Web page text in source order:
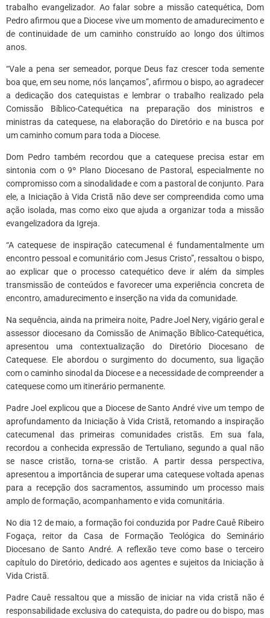
trabalho evangelizador. Ao falar sobre a missão catequética, Dom
Pedro afirmou que a Diocese vive um momento de amadurecimento e
de continuidade de um caminho construído ao longo dos últimos
anos.
“Vale a pena ser semeador, porque Deus faz crescer toda semente
boa que, em seu nome, nós lançamos”, afirmou o bispo, ao agradecer
a dedicação dos catequistas e lembrar o trabalho realizado pela
Comissão Bíblico-Catequética na preparação dos ministros e
ministras da catequese, na elaboração do Diretório e na busca por
um caminho comum para toda a Diocese.
Dom Pedro também recordou que a catequese precisa estar em
sintonia com o 9º Plano Diocesano de Pastoral, especialmente no
compromisso com a sinodalidade e com a pastoral de conjunto. Para
ele, a Iniciação à Vida Cristã não deve ser compreendida como uma
ação isolada, mas como eixo que ajuda a organizar toda a missão
evangelizadora da Igreja.
“A catequese de inspiração catecumenal é fundamentalmente um
encontro pessoal e comunitário com Jesus Cristo”, ressaltou o bispo,
ao explicar que o processo catequético deve ir além da simples
transmissão de conteúdos e favorecer uma experiência concreta de
encontro, amadurecimento e inserção na vida da comunidade.
Na sequência, ainda na primeira noite, Padre Joel Nery, vigário geral e
assessor diocesano da Comissão de Animação Bíblico-Catequética,
apresentou uma contextualização do Diretório Diocesano de
Catequese. Ele abordou o surgimento do documento, sua ligação
com o caminho sinodal da Diocese e a necessidade de compreender a
catequese como um itinerário permanente.
Padre Joel explicou que a Diocese de Santo André vive um tempo de
aprofundamento da Iniciação à Vida Cristã, retomando a inspiração
catecumenal das primeiras comunidades cristãs. Em sua fala,
recordou a conhecida expressão de Tertuliano, segundo a qual não
se nasce cristão, torna-se cristão. A partir dessa perspectiva,
apresentou a importância de superar uma catequese voltada apenas
para a recepção dos sacramentos, assumindo um processo mais
amplo de formação, acompanhamento e vida comunitária.
No dia 12 de maio, a formação foi conduzida por Padre Cauê Ribeiro
Fogaça, reitor da Casa de Formação Teológica do Seminário
Diocesano de Santo André. A reflexão teve como base o terceiro
capítulo do Diretório, dedicado aos agentes e sujeitos da Iniciação à
Vida Cristã.
Padre Cauê ressaltou que a missão de iniciar na vida cristã não é
responsabilidade exclusiva do catequista, do padre ou do bispo, mas